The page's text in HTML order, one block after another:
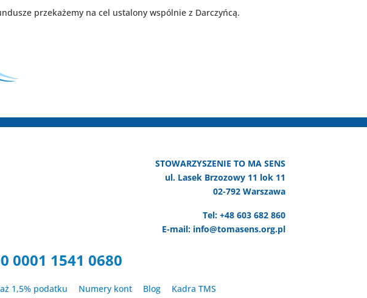
przekażemy na cel ustalony wspólnie z Darczyńcą.
STOWARZYSZENIE TO MA SENS
ul. Lasek Brzozowy 11 lok 11
02-792 Warszawa
Tel: +48 603 682 860
E-mail: info@tomasens.org.pl
0001 1541 0680
1,5% podatku Numery kont Blog Kadra TMS